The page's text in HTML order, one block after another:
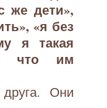
же дети»,
«я без
я такая
что им
Они